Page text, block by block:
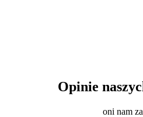
Opinie
oni nam